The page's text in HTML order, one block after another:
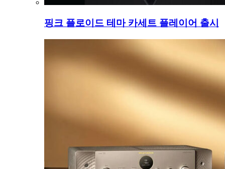
핑크 플로이드 테마 카세트 플레이어 출시